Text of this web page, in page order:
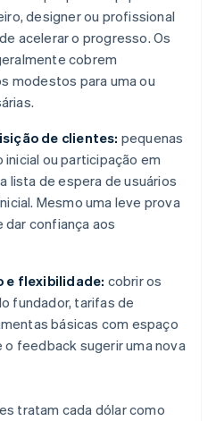
designer ou profissional
acelerar o progresso. Os
cobrem
modestos para uma ou
de clientes: pequenas
ou participação em
lista de espera de usuários
Mesmo uma leve prova
confiança aos
e flexibilidade: cobrir os
fundador, tarifas de
básicas com espaço
o feedback sugerir uma nova
tratam cada dólar como